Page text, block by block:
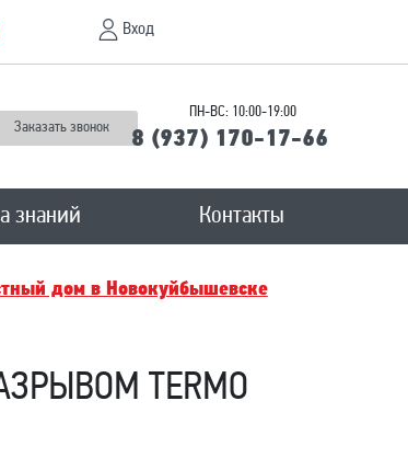
Вход
Заказать звонок
ПН-ВС: 10:00-19:00
8 (937) 170-17-66
знаний Контакты
дом в Новокуйбышевскe
TERMO